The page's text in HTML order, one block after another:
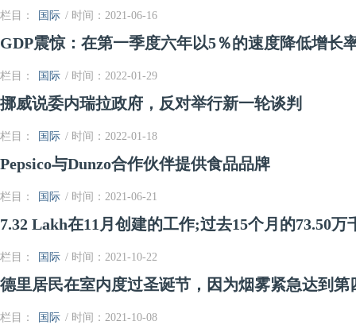
栏目： 国际 / 时间：2021-06-16
GDP震惊：在第一季度六年以5％的速度降低增长
栏目： 国际 / 时间：2022-01-29
挪威说委内瑞拉政府，反对举行新一轮谈判
栏目： 国际 / 时间：2022-01-18
Pepsico与Dunzo合作伙伴提供食品品牌
栏目： 国际 / 时间：2021-06-21
7.32 Lakh在11月创建的工作;过去15个月的73.50万
栏目： 国际 / 时间：2021-10-22
德里居民在室内度过圣诞节，因为烟雾紧急达到第
栏目： 国际 / 时间：2021-10-08